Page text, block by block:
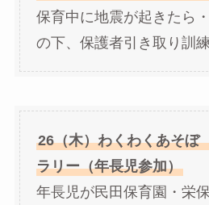
保育中に地震が起きたら
の下、保護者引き取り訓
26（木）わくわくあそ
ラリー（年長児参加）
年長児が民田保育園・栄